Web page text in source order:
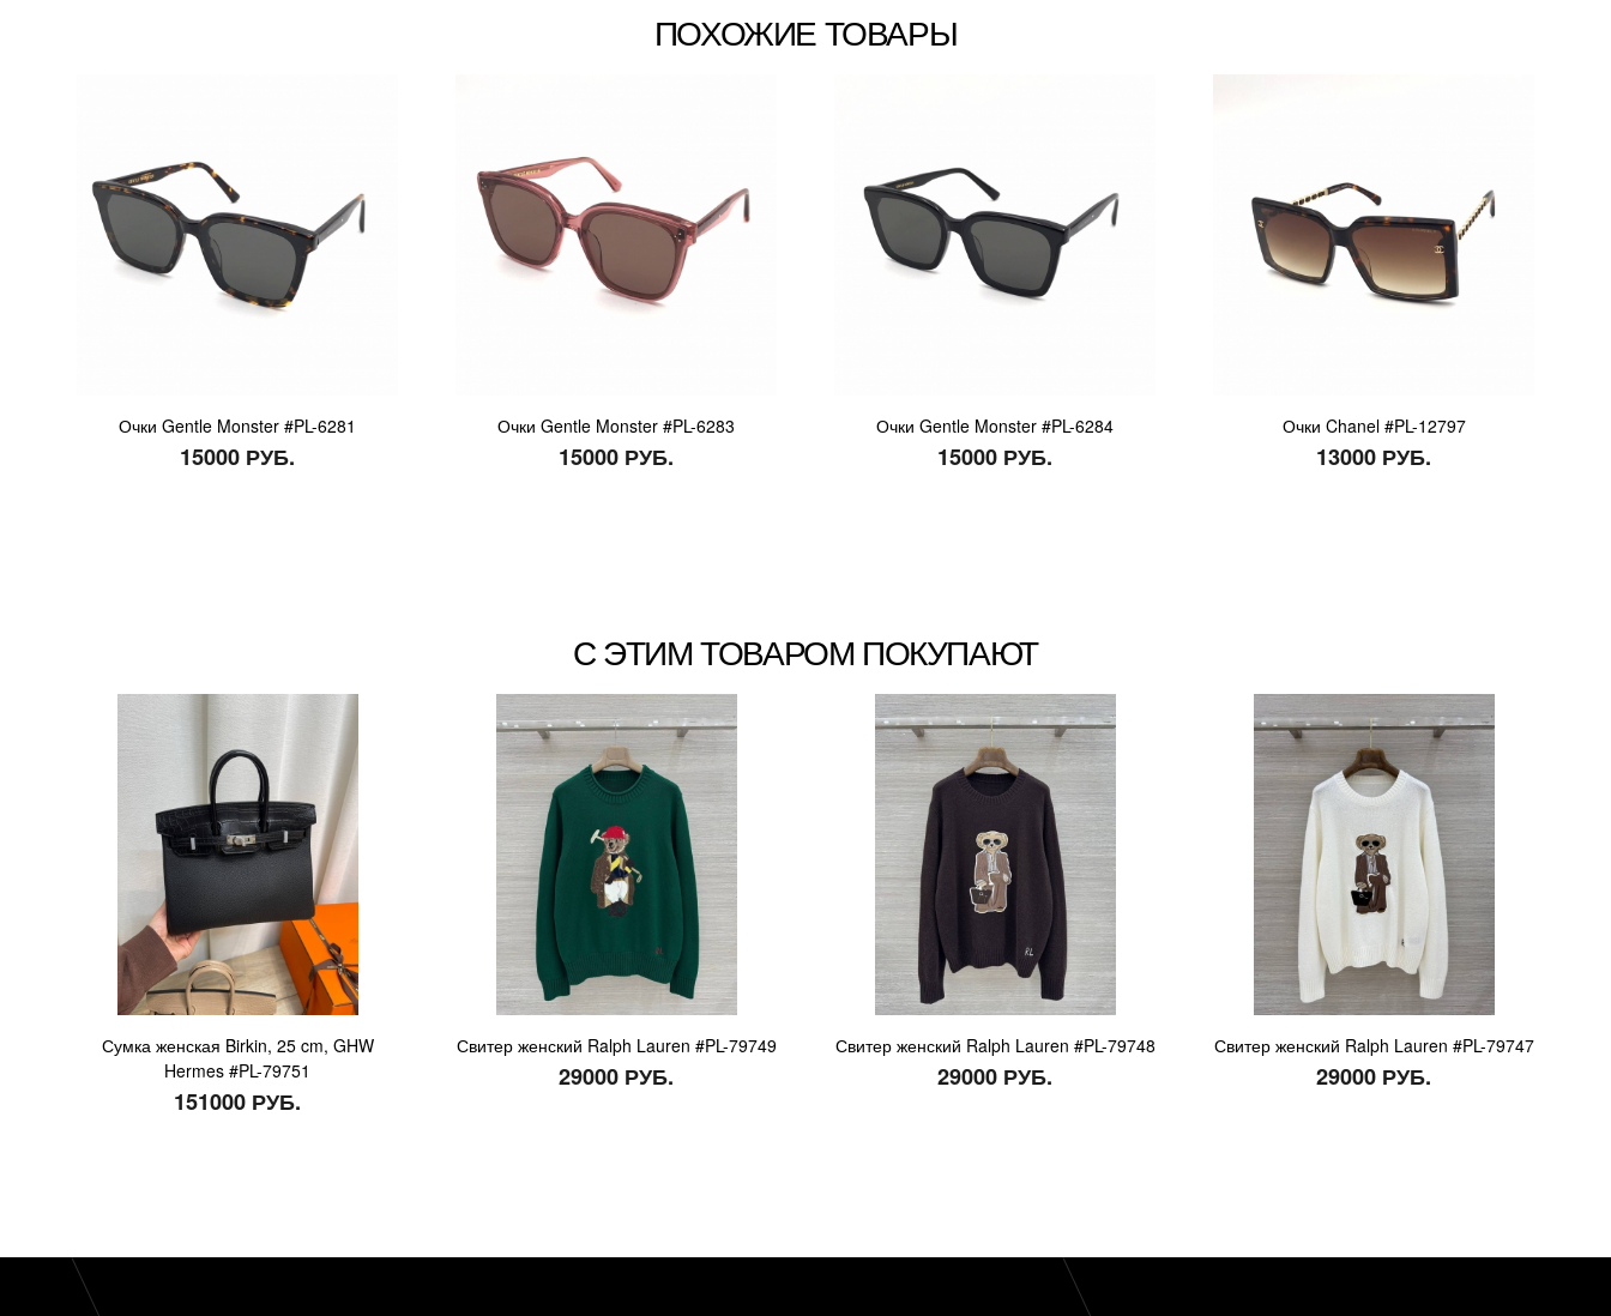
ПОХОЖИЕ ТОВАРЫ
Очки Gentle Monster #PL-6281
15000 РУБ.
Очки Gentle Monster #PL-6283
15000 РУБ.
Очки Gentle Monster #PL-6284
15000 РУБ.
Очки Chanel #PL-12797
13000 РУБ.
С ЭТИМ ТОВАРОМ ПОКУПАЮТ
Сумка женская Birkin, 25 cm, GHW
Hermes #PL-79751
151000 РУБ.
Свитер женский Ralph Lauren #PL-79749
29000 РУБ.
Свитер женский Ralph Lauren #PL-79748
29000 РУБ.
Свитер женский Ralph Lauren #PL-79747
29000 РУБ.